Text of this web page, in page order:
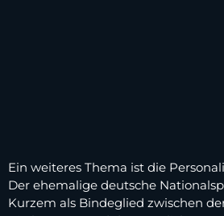
Ein weiteres Thema ist die
Der ehemalige deutsche
Kurzem als Bindeglied zwischen